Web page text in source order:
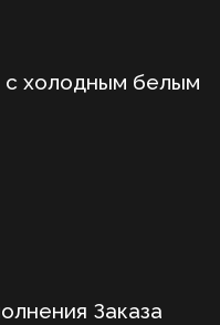
с холодным белым
Заказа